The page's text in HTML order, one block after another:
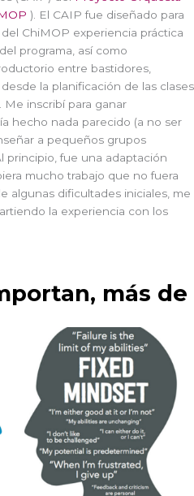
). El CAIP fue diseñado para
ChiMOP experiencia práctica
programa, así como
entre bastidores,
la planificación de las clases
Me inscribí para ganar
hecho nada parecido (a no ser
a pequeños grupos
principio, fue una adaptación
mucho trabajo que no fuera
algunas dificultades iniciales, me
la experiencia con los
más de